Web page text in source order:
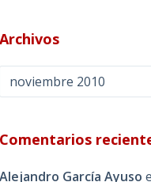
Archivos
Archivos
Comentarios
Alejandro García Ayuso